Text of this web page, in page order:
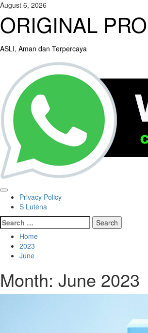
Skip
content
August 6, 2026
ORIGINAL
ASLI, Aman dan Terpercaya
Primary
Menu
Privacy Policy
S Lutena
Search
for:
Home
2023
June
Month: June 2023